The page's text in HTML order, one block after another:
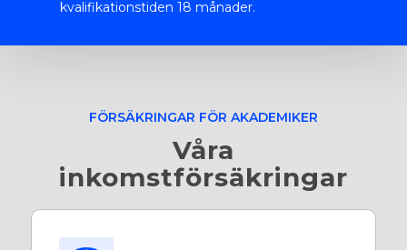
kvalifikationstiden 18 månader.
FÖRSÄKRINGAR FÖR AKADEMIKER
Våra
inkomstförsäkringar